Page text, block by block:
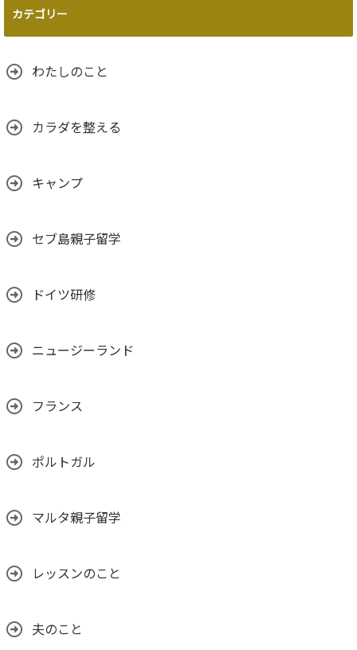
カテゴリー
わたしのこと
カラダを整える
キャンプ
セブ島親子留学
ドイツ研修
ニュージーランド
フランス
ポルトガル
マルタ親子留学
レッスンのこと
夫のこと